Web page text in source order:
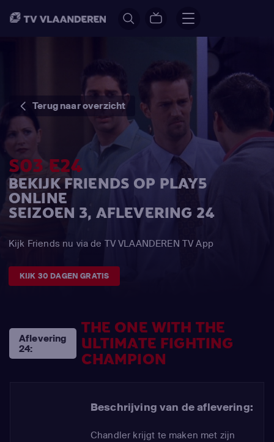
Terug naar overzicht
S03 E24
BEKIJK FRIENDS OP PLAY5
ONLINE
SEIZOEN 3, AFLEVERING 24
Kijk Friends nu via de TV VLAANDEREN TV App
KIJK 30 DAGEN GRATIS
Aflevering
24:
THE ONE WITH THE
ULTIMATE FIGHTING
CHAMPION
Beschrijving van de aflevering:
Chandler krijgt te maken met zijn